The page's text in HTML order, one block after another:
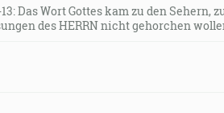
Das Wort Gottes kam zu den
des HERRN nicht gehorchen